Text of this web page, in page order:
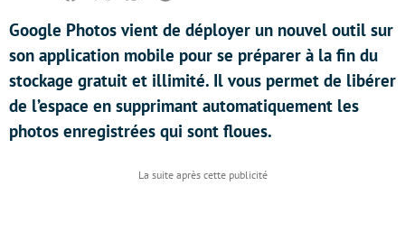
Google Photos vient de déployer un nouvel outil sur
son application mobile pour se préparer à la fin du
stockage gratuit et illimité. Il vous permet de libérer
de l’espace en supprimant automatiquement les
photos enregistrées qui sont floues.